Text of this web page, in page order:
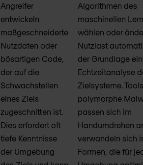
Angreifer
entwickeln
maßgeschneiderte
Nutzdaten oder
bösartigen Code,
der auf die
Schwachstellen
eines Ziels
zugeschnitten ist.
Dies erfordert oft
tiefe Kenntnisse
der Umgebung
Algorithmen des
maschinellen
wählen oder
Nutzlast
der Grundlage
Echtzeitanalyse
Zielsysteme.
polymorphe
passen sich im
Handumdrehen
verwandeln sich
Formen, die für